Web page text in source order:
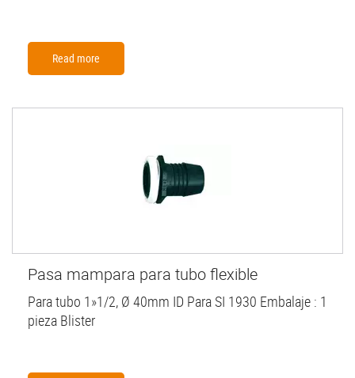
Read more
Pasa mampara para tubo flexible
Para tubo 1»1/2, Ø 40mm ID Para SI 1930 Embalaje : 1
pieza Blister